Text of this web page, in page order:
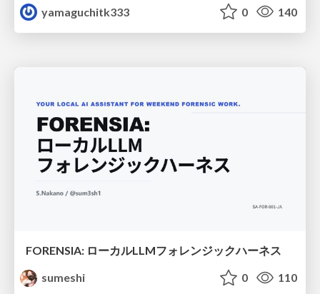
yamaguchitk333
0 140
FORENSIA: ローカルLLMフォレンジックハーネス
sumeshi
0 110